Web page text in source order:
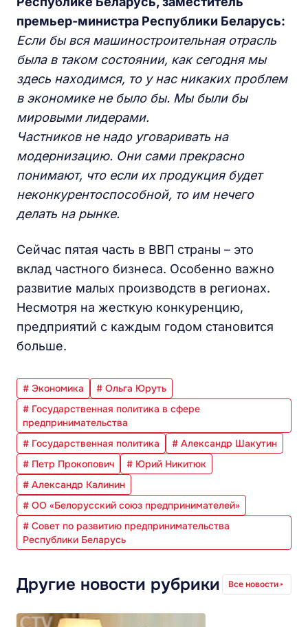
премьер-министра Республики Беларусь:
Если бы вся машиностроительная отрасль
была в таком состоянии, как сегодня мы
здесь находимся, то у нас никаких проблем
в экономике не было бы. Мы были бы
мировыми лидерами.
Частников не надо уговаривать на
модернизацию. Они сами прекрасно
понимают, что если их продукция будет
неконкурентоспособной, то им нечего
делать на рынке.
Сейчас пятая часть в ВВП страны – это
вклад частного бизнеса. Особенно важно
развитие малых производств в регионах.
Несмотря на жесткую конкуренцию,
предприятий с каждым годом становится
больше.
# Экономика
# Ольга Юруть
# Государственная политика в сфере
предпринимательства
# Государственная политика
# Александр Шакутин
# Петр Прокопович
# Юрий Никитюк
# Александр Калинин
# ОО «Белорусский союз предпринимателей»
# Совет по развитию предпринимательства
Республики Беларусь
Другие новости рубрики Все новости